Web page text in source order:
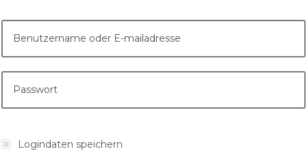
Logindaten speichern